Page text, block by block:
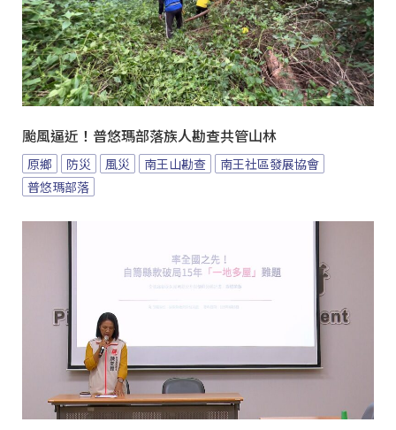
颱風逼近！普悠瑪部落族人勘查共管山林
原鄉 防災 風災 南王山勘查
南王社區發展協會
普悠瑪部落